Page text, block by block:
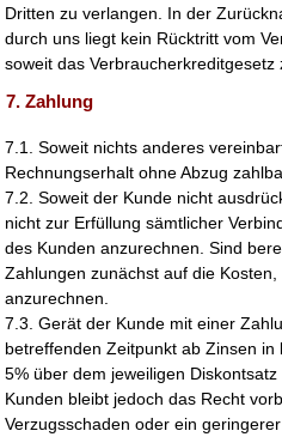
Dritten zu verlangen. In der
durch uns liegt kein Rücktritt vom
soweit das Verbraucherkreditgesetz
7. Zahlung
7.1. Soweit nichts anderes
Rechnungserhalt ohne Abzug
7.2. Soweit der Kunde nicht
nicht zur Erfüllung sämtlicher
des Kunden anzurechnen. Sind
Zahlungen zunächst auf die
anzurechnen.
7.3. Gerät der Kunde mit einer
betreffenden Zeitpunkt ab Zinsen
5% über dem jeweiligen
Kunden bleibt jedoch das Recht
Verzugsschaden oder ein